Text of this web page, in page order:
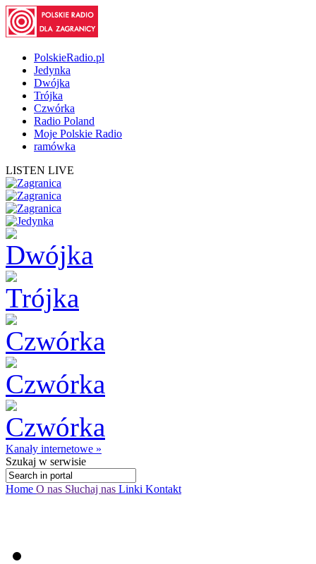
PolskieRadio.pl
Jedynka
Dwójka
Trójka
Czwórka
Radio Poland
Moje Polskie Radio
ramówka
LISTEN LIVE
Kanały internetowe »
Szukaj w serwisie
Home O nas Słuchaj nas Linki Kontakt